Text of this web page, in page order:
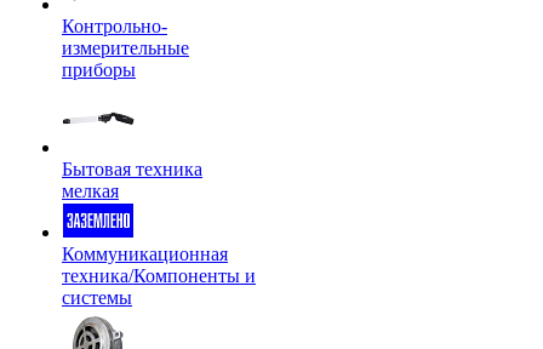
Контрольно-
измерительные
приборы
Бытовая техника
мелкая
Коммуникационная
техника/Компоненты и
системы